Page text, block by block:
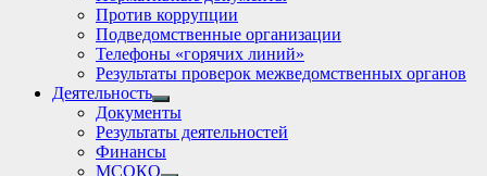
Против коррупции
Подведомственные организации
Телефоны «горячих линий»
Результаты проверок межведомственных органов
Деятельность
Show
sub
menu
Документы
Результаты деятельностей
Финансы
МСОКО